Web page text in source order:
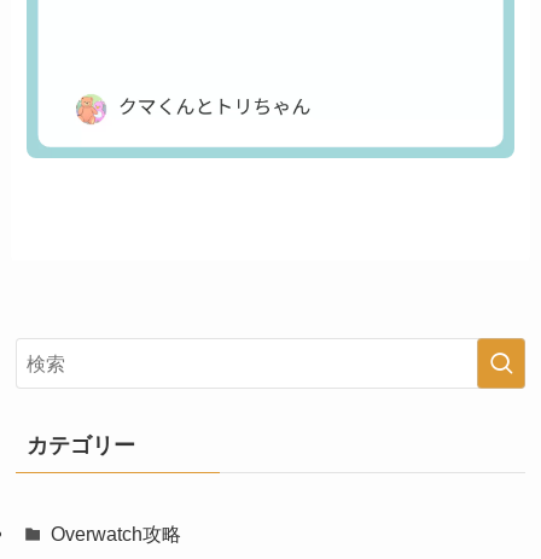
カテゴリー
Overwatch攻略